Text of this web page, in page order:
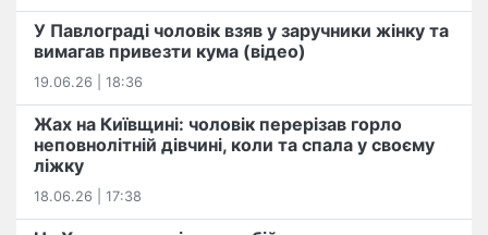
У Павлограді чоловік взяв у заручники жінку та
вимагав привезти кума (відео)
19.06.26 | 18:36
Жах на Київщині: чоловік перерізав горло
неповнолітній дівчині, коли та спала у своєму
ліжку
18.06.26 | 17:38